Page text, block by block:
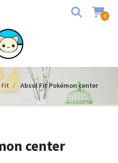
0
Fit Absol Fit Pokémon center
center